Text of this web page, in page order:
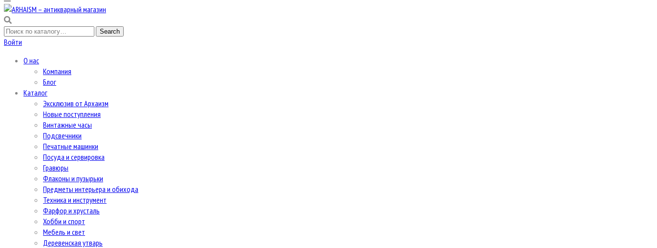
Войти
О нас
Компания
Блог
Каталог
Эксклюзив от Архаизм
Новые поступления
Винтажные часы
Подсвечники
Печатные машинки
Посуда и сервировка
Гравюры
Флаконы и пузырьки
Предметы интерьера и обихода
Техника и инструмент
Фарфор и хрусталь
Хобби и спорт
Мебель и свет
Деревенская утварь